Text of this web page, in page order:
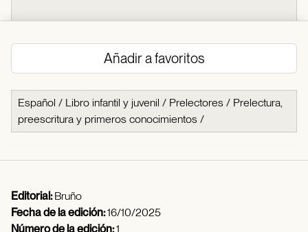
Añadir a favoritos
Español / Libro infantil y juvenil / Prelectores / Prelectura,
preescritura y primeros conocimientos /
Editorial:Bruño
Fecha de la edición:16/10/2025
Número de la edición:1